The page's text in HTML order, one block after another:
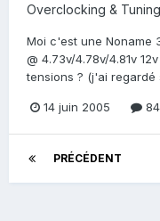
Overclocking & Tuning
Moi c'est une Noname
@ 4.73v/4.78v/4.81v
tensions ? (j'ai regardé
14 juin 2005
PRÉCÉDENT